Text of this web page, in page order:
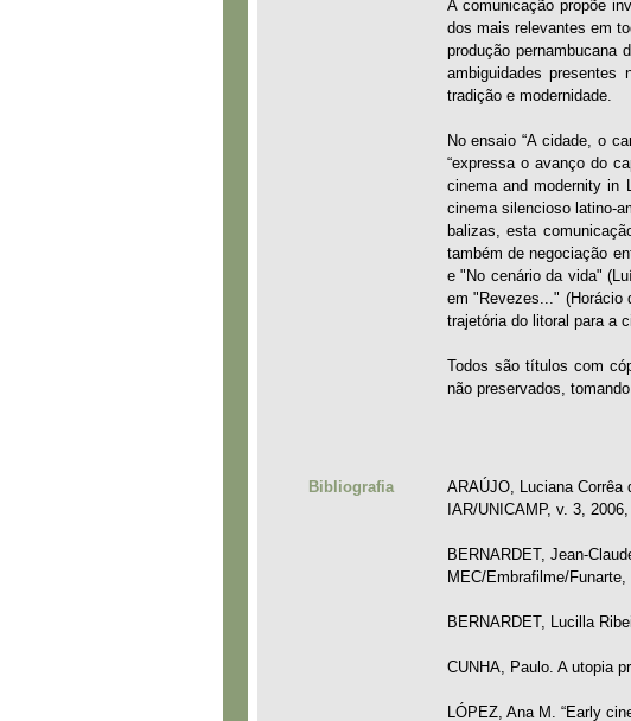
A comunicação propõe
dos mais relevantes em
produção
ambiguidades
tradição e modernidade.
No ensaio “A cidade, o
“expressa o avanço do
cinema and modernity in
cinema silencioso latino-
balizas, esta
também de negociação
e "No cenário da vida"
em "Revezes..." (Horácio
trajetória do litoral para a
Todos são títulos com
não preservados,
Bibliografia
ARAÚJO, Luciana Corrêa
IAR/UNICAMP, v. 3,
BERNARDET, Jean-
MEC/Embrafilme/Funarte,
BERNARDET, Lucilla
CUNHA, Paulo. A utopia
LÓPEZ, Ana M. “Early